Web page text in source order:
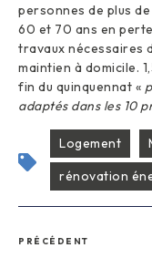
personnes de plus
60 et 70 ans en
travaux nécessaires
maintien à domicile.
fin du quinquennat «
adaptés dans les 10
Logement
rénovation
PRÉCÉDENT